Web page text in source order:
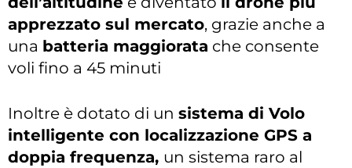
apprezzato sul mercato, grazie anche a
una batteria maggiorata che consente
voli fino a 45 minuti
Inoltre è dotato di un sistema di Volo
intelligente con localizzazione GPS a
doppia frequenza, un sistema raro al